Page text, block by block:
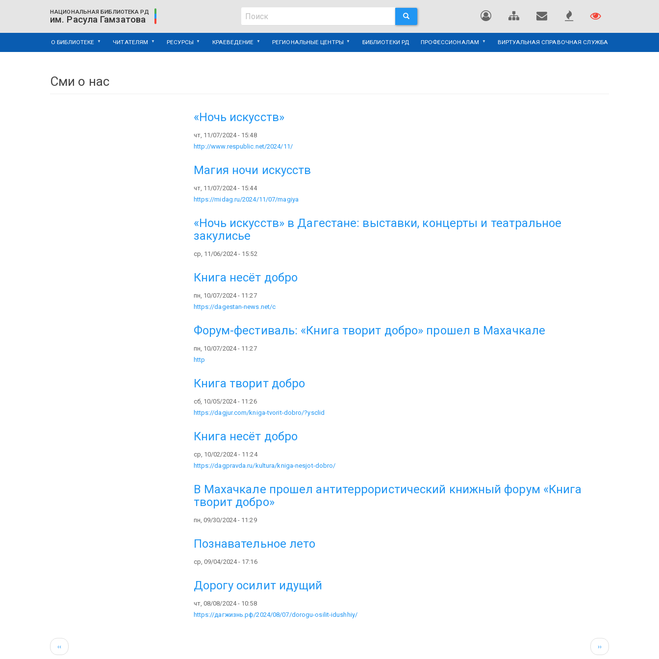
НАЦИОНАЛЬНАЯ БИБЛИОТЕКА РД
им. Расула Гамзатова Поиск
Поиск ПОИСК
О БИБЛИОТЕКЕ ЧИТАТЕЛЯМ РЕСУРСЫ КРАЕВЕДЕНИЕ РЕГИОНАЛЬНЫЕ ЦЕНТРЫ БИБЛИОТЕКИ РД ПРОФЕССИОНАЛАМ ВИРТУАЛЬНАЯ СПРАВОЧНАЯ СЛУЖБА
Сми о нас
«Ночь искусств»
чт, 11/07/2024 - 15:48
http://www.respublic.net/2024/11/
Магия ночи искусств
чт, 11/07/2024 - 15:44
https://midag.ru/2024/11/07/magiya
«Ночь искусств» в Дагестане: выставки, концерты и театральное
закулисье
ср, 11/06/2024 - 15:52
Книга несёт добро
пн, 10/07/2024 - 11:27
https://dagestan-news.net/c
Форум-фестиваль: «Книга творит добро» прошел в Махачкале
пн, 10/07/2024 - 11:27
http
Книга творит добро
сб, 10/05/2024 - 11:26
https://dagjur.com/kniga-tvorit-dobro/?ysclid
Книга несёт добро
ср, 10/02/2024 - 11:24
https://dagpravda.ru/kultura/kniga-nesjot-dobro/
В Махачкале прошел антитеррористический книжный форум «Книга
творит добро»
пн, 09/30/2024 - 11:29
Познавательное лето
ср, 09/04/2024 - 17:16
Дорогу осилит идущий
чт, 08/08/2024 - 10:58
https://дагжизнь.рф/2024/08/07/dorogu-osilit-idushhiy/
Нумерация
←
‹‹
Следующая
страница
››